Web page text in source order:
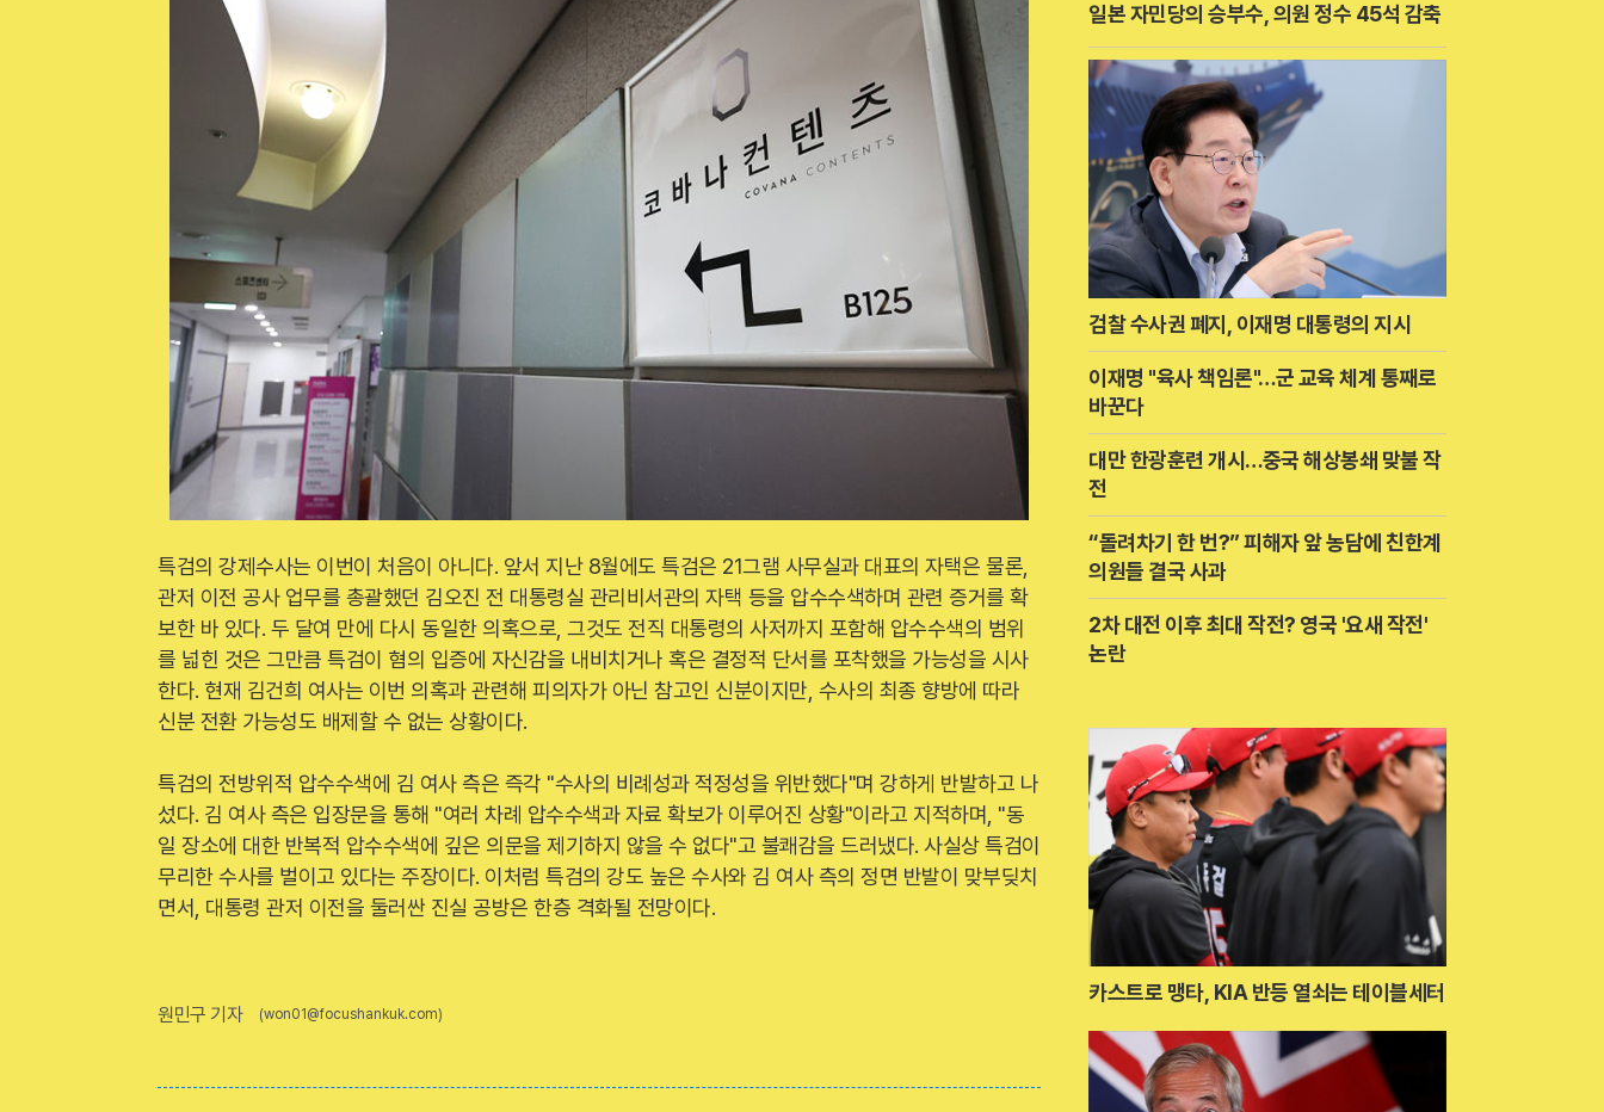
특검의 강제수사는 이번이 처음이 아니다. 앞서 지난 8월에도 특검은 21그램 사무실과 대표의 자택은 물론,
관저 이전 공사 업무를 총괄했던 김오진 전 대통령실 관리비서관의 자택 등을 압수수색하며 관련 증거를 확
보한 바 있다. 두 달여 만에 다시 동일한 의혹으로, 그것도 전직 대통령의 사저까지 포함해 압수수색의 범위
를 넓힌 것은 그만큼 특검이 혐의 입증에 자신감을 내비치거나 혹은 결정적 단서를 포착했을 가능성을 시사
한다. 현재 김건희 여사는 이번 의혹과 관련해 피의자가 아닌 참고인 신분이지만, 수사의 최종 향방에 따라
신분 전환 가능성도 배제할 수 없는 상황이다.
특검의 전방위적 압수수색에 김 여사 측은 즉각 "수사의 비례성과 적정성을 위반했다"며 강하게 반발하고 나
섰다. 김 여사 측은 입장문을 통해 "여러 차례 압수수색과 자료 확보가 이루어진 상황"이라고 지적하며, "동
일 장소에 대한 반복적 압수수색에 깊은 의문을 제기하지 않을 수 없다"고 불쾌감을 드러냈다. 사실상 특검이
무리한 수사를 벌이고 있다는 주장이다. 이처럼 특검의 강도 높은 수사와 김 여사 측의 정면 반발이 맞부딪치
면서, 대통령 관저 이전을 둘러싼 진실 공방은 한층 격화될 전망이다.
원민구 기자 (won01@focushankuk.com)
일본 자민당의 승부수, 의원 정수 45석 감축
검찰 수사권 폐지, 이재명 대통령의 지시
이재명 "육사 책임론"…군 교육 체계 통째로
바꾼다
대만 한광훈련 개시…중국 해상봉쇄 맞불 작
전
“돌려차기 한 번?” 피해자 앞 농담에 친한계
의원들 결국 사과
2차 대전 이후 최대 작전? 영국 '요새 작전'
논란
카스트로 맹타, KIA 반등 열쇠는 테이블세터